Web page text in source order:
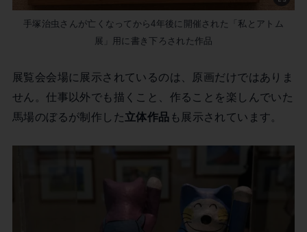
手塚治虫さんが亡くなってから4年後に開催された「私とアトム
展」用に書き下ろされた作品
展覧会会場に展示されているのは、原画だけではありま
せん。仕事以外でも描くこと、作ることを楽しんでいた
馬場のぼるが制作した立体作品 も展示されています。